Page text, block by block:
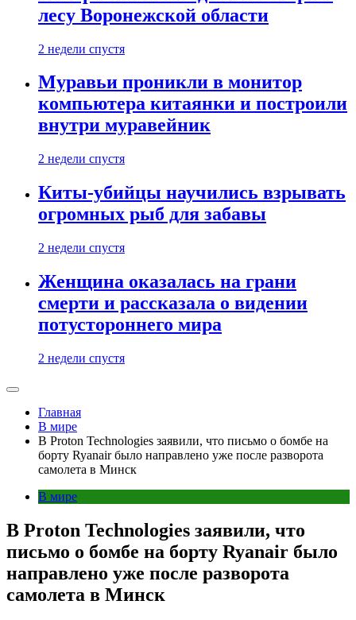
лесу Воронежской области
2 недели спустя
Муравьи проникли в монитор
компьютера китаянки и построили
внутри муравейник
2 недели спустя
Киты-убийцы научились взрывать
огромных рыб для забавы
2 недели спустя
Женщина оказалась на грани
смерти и рассказала о видении
потустороннего мира
2 недели спустя
Главная
В мире
В Proton Technologies заявили, что письмо о бомбе на
борту Ryanair было направлено уже после разворота
самолета в Минск
В мире
В Proton Technologies заявили, что
письмо о бомбе на борту Ryanair было
направлено уже после разворота
самолета в Минск